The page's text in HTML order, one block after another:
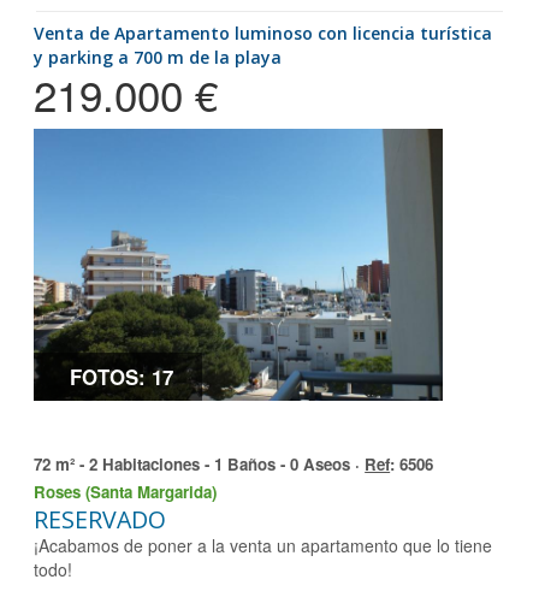
Venta de Apartamento luminoso con licencia turística
y parking a 700 m de la playa
219.000 €
FOTOS: 17
72 m² - 2 Habitaciones - 1 Baños - 0 Aseos · Ref: 6506
Roses (Santa Margarida)
RESERVADO
¡Acabamos de poner a la venta un apartamento que lo tiene
todo!